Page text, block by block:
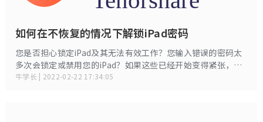
如何在不恢复的情况下解锁iPad密码
您是否担心锁定iPad及其无法有效工作？您输入错误的密码太
多次会锁定或禁用您的iPad？如果这些已经开始变得紧张，选
择恢复iPad可能是一个可行的选择。但是，恢复并不是思考的
牛学长 | 2022-02-22 17:34:05